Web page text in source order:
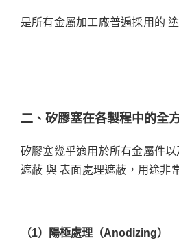
是所有金屬加工廠普遍採用的
二、矽膠塞在各製程中的全
矽膠塞幾乎適用於所有金屬件
遮蔽 與 表面處理遮蔽，用途非
（1）陽極處理（Anodizing）